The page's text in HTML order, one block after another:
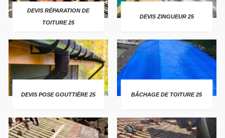
DEVIS RÉPARATION DE
TOITURE 25
DEVIS ZINGUEUR 25
DEVIS POSE GOUTTIÈRE 25 BÂCHAGE DE TOITURE 25